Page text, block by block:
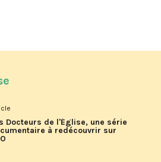
Docteurs de l'Église, une série
à redécouvrir sur